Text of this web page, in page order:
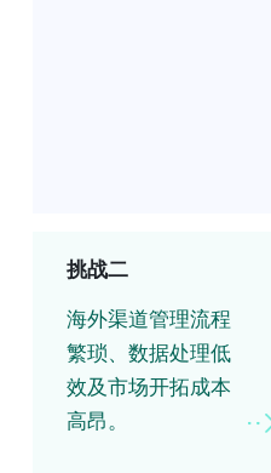
挑战二
海外渠道管理流程
繁琐、数据处理低
效及市场开拓成本
高昂。